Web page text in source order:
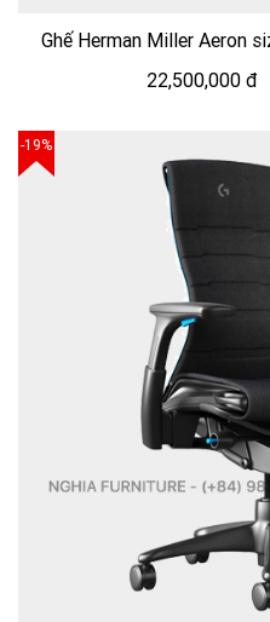
Ghế Herman Miller Aeron
22,500,000 đ
-19%